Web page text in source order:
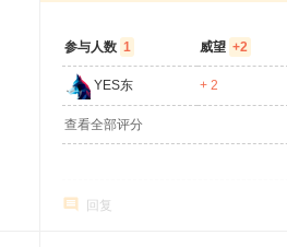
参与人数 1 威望 +2
YES东 + 2
查看全部评分
回复